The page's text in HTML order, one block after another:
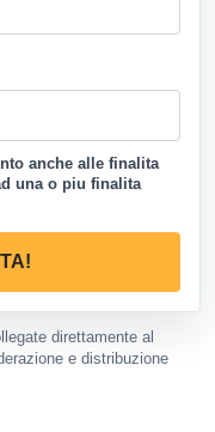
anche alle finalita
una o piu finalita
direttamente al
e distribuzione